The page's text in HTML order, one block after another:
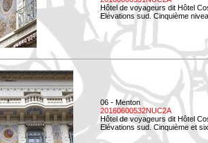
Hôtel de voyageurs dit Hôtel
Elévations sud. Cinquième
06 - Menton
20160600532NUC2A
Hôtel de voyageurs dit Hôtel
Elévations sud. Cinquième et